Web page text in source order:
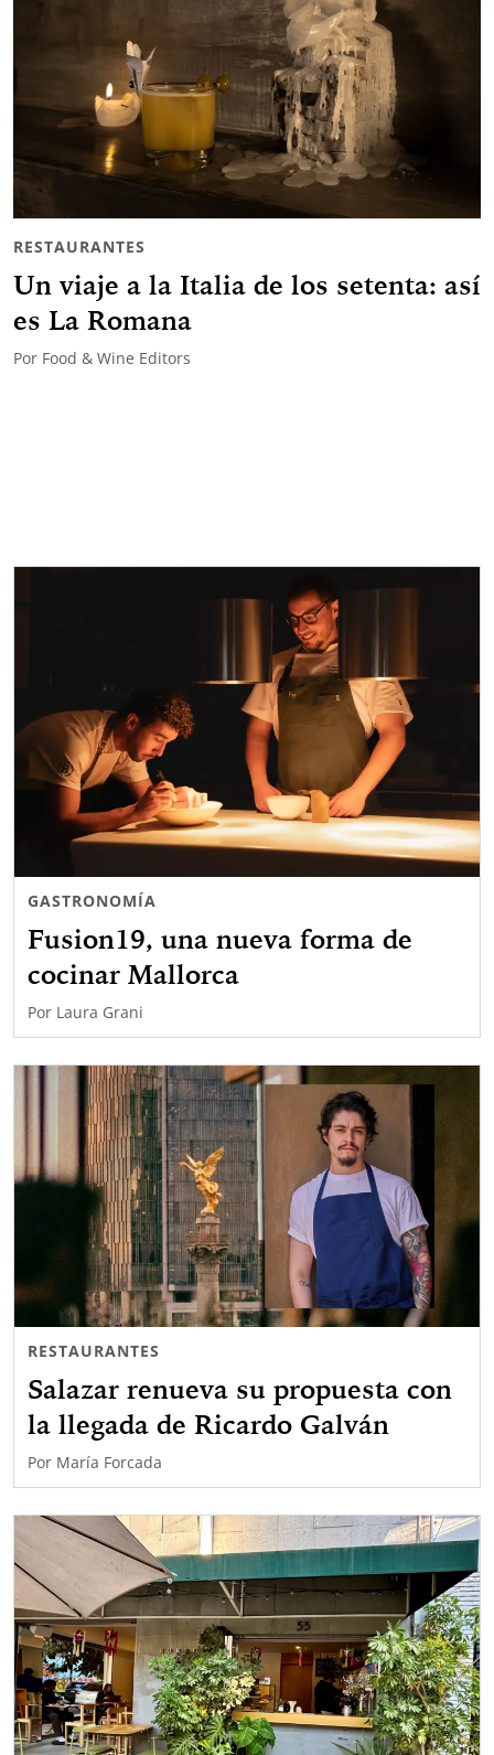
RESTAURANTES
Un viaje a la Italia de los setenta: así
es La Romana
Por Food & Wine Editors
GASTRONOMÍA
Fusion19, una nueva forma de
cocinar Mallorca
Por Laura Grani
RESTAURANTES
Salazar renueva su propuesta con
la llegada de Ricardo Galván
Por María Forcada